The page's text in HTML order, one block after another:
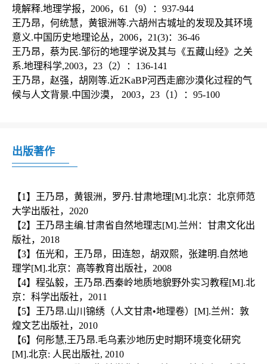
境解释.地理学报，2006，61（9）：937-944
王乃昂，何统慧，黄银洲等.六胡州古城址的发现及其环境
意义.中国历史地理论丛，2006，21(3)：36-46
王乃昂，蔡为民.邹衍的地理学说及其与《五藏山经》之关
系.地理科学,2003，23（2）：136-141
王乃昂，赵强，胡刚等.近2KaBP河西走廊沙漠化过程的气
出版著作
【1】王乃昂，黄银洲，罗丹.甘肃地理[M].北京：北京师范
大学出版社，2020
【2】王乃昂主编.甘肃省自然地理志[M].兰州：甘肃文化出
版社，2018
【3】伍光和，王乃昂，田连恕，胡双熙，张建明.自然地
理学[M].北京：高等教育出版社，2008
【4】程弘毅，王乃昂.西秦岭地质地貌野外实习教程[M].北
京：科学出版社，2011
【5】王乃昂.山川锦绣（人文甘肃•地理卷）[M].兰州：敦
煌文艺出版社，2010
【6】何彤慧,王乃昂.毛乌素沙地历史时期环境变化研究
[M].北京: 人民出版社, 2010